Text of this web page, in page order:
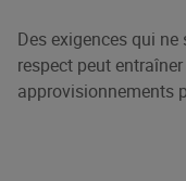
Des exigences qui
respect peut
approvisionnements